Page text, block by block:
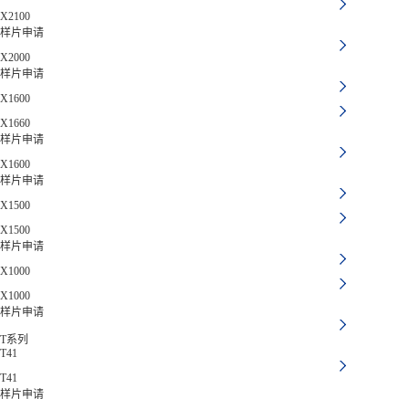
X2100
样片申请
X2000
样片申请
X1600
X1660
样片申请
X1600
样片申请
X1500
X1500
样片申请
X1000
X1000
样片申请
T系列
T41
T41
样片申请